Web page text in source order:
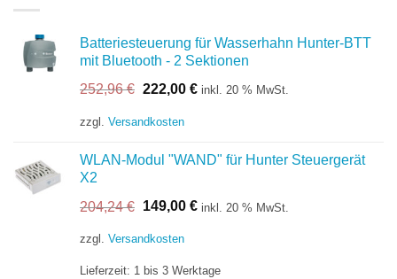
Batteriesteuerung für Wasserhahn Hunter-BTT
mit Bluetooth - 2 Sektionen
252,96€ Ursprünglicher
war:
222,00 €Aktueller
inkl. 20 % MwSt.
zzgl. Versandkosten
WLAN-Modul "WAND" für Hunter Steuergerät
X2
204,24€ Ursprünglicher
war:
149,00 €Aktueller
inkl. 20 % MwSt.
zzgl. Versandkosten
Lieferzeit: 1 bis 3 Werktage